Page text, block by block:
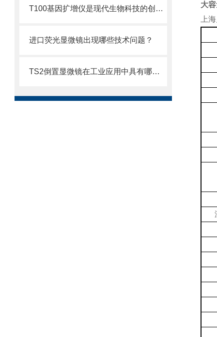
T100基因扩增仪是现代生物科技的创新设备
进口荧光显微镜出现哪些技术问题？
TS2倒置显微镜在工业应用中具有哪些优势
大
上